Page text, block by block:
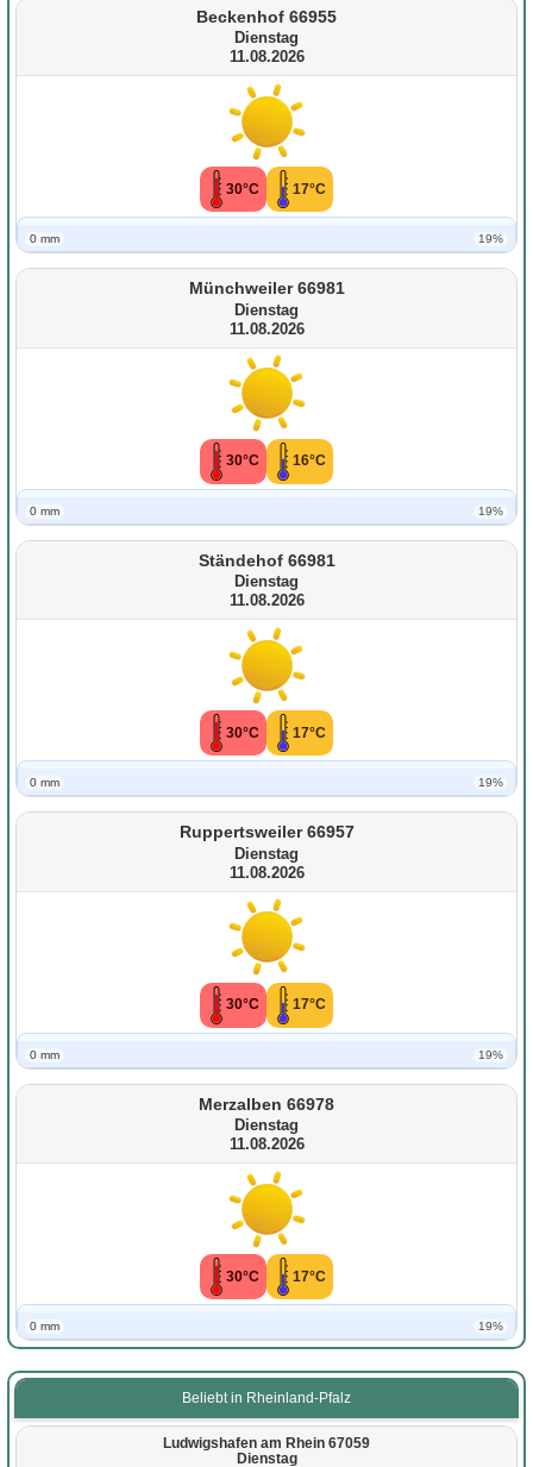
Beckenhof 66955
Dienstag
11.08.2026
30°C 17°C
0 mm 19%
Münchweiler 66981
Dienstag
11.08.2026
30°C 16°C
0 mm 19%
Ständehof 66981
Dienstag
11.08.2026
30°C 17°C
0 mm 19%
Ruppertsweiler 66957
Dienstag
11.08.2026
30°C 17°C
0 mm 19%
Merzalben 66978
Dienstag
11.08.2026
30°C 17°C
0 mm 19%
Beliebt in Rheinland-Pfalz
Ludwigshafen am Rhein 67059
Dienstag